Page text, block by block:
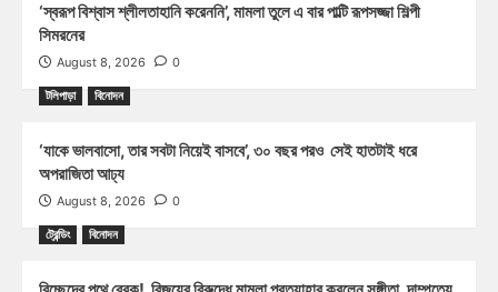
‘স্বরূপ বিশ্বাস শ্লীলতাহানি করেননি’, মামলা তুলে এ বার পাল্টি রূপসজ্জা শিল্পী
সিমরনের
August 8, 2026 0
টলিপাড়া বিনোদন
‘যাকে ভালবাসো, তার সবটা নিয়েই বাসবে’, ৩০ বছর পরও সেই হাতটাই ধরে
অপরাজিতা আঢ্য
August 8, 2026 0
ট্রেন্ডিং বিনোদন